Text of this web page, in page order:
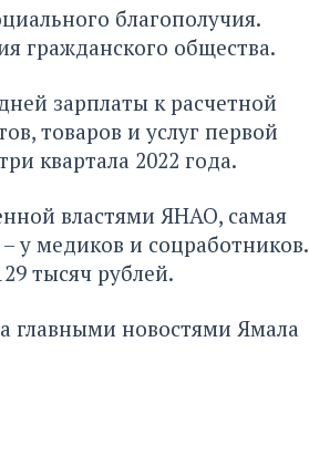
благополучия.
гражданского общества.
зарплаты к расчетной
товаров и услуг первой
квартала 2022 года.
властями ЯНАО, самая
у медиков и соцработников.
тысяч рублей.
главными новостями Ямала